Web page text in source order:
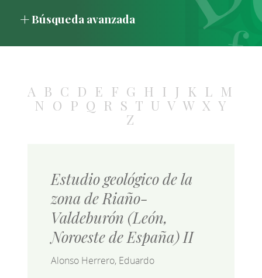
Búsqueda avanzada
A B C D E F G H I J K L M
N O P Q R S T U V W X Y
Z
Estudio geológico de la
zona de Riaño-
Valdeburón (León,
Noroeste de España) II
Alonso Herrero, Eduardo